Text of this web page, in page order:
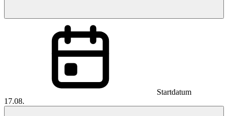
Startdatum
17.08.